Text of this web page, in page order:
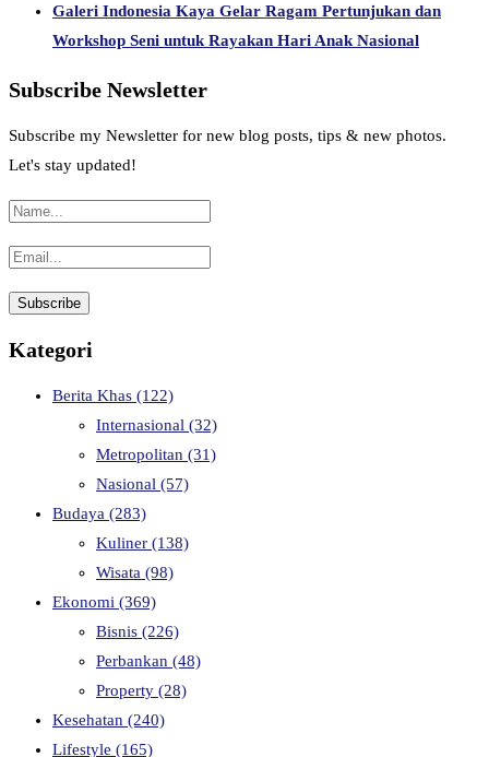
Galeri Indonesia Kaya Gelar Ragam Pertunjukan dan
Workshop Seni untuk Rayakan Hari Anak Nasional
Subscribe Newsletter
Subscribe my Newsletter for new blog posts, tips & new photos.
Let's stay updated!
Kategori
Berita Khas (122)
Internasional (32)
Metropolitan (31)
Nasional (57)
Budaya (283)
Kuliner (138)
Wisata (98)
Ekonomi (369)
Bisnis (226)
Perbankan (48)
Property (28)
Kesehatan (240)
Lifestyle (165)